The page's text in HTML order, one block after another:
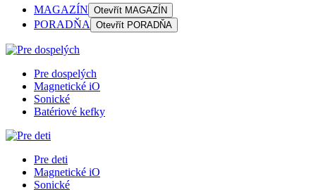
MAGAZÍN Otevřít MAGAZÍN
PORADŇA Otevřít PORADŇA
Pre dospelých
Magnetické iO
Sonické
Batériové kefky
Pre deti
Magnetické iO
Sonické